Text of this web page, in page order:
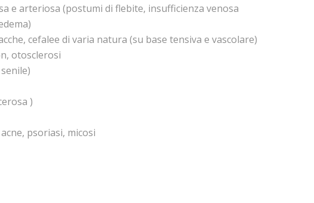
e arteriosa (postumi di flebite, insufficienza venosa
cefalee di varia natura (su base tensiva e vascolare)
otosclerosi
)
psoriasi, micosi